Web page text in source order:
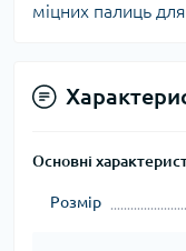
міцних палиць
Основні
Розмір